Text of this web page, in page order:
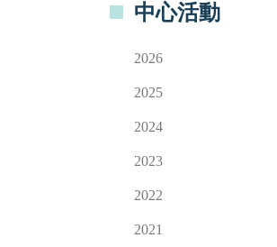
中心活動
2026
2025
2024
2023
2022
2021